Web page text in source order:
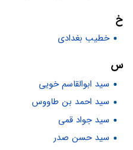
خ
خطیب بغدادی
س
سید ابوالقاسم خویی
سید احمد بن طاووس
سید جواد قمی
سید حسن صدر